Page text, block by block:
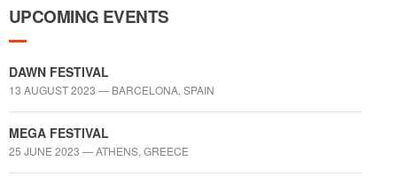
UPCOMING EVENTS
DAWN FESTIVAL
13 AUGUST 2023 — BARCELONA, SPAIN
MEGA FESTIVAL
25 JUNE 2023 — ATHENS, GREECE